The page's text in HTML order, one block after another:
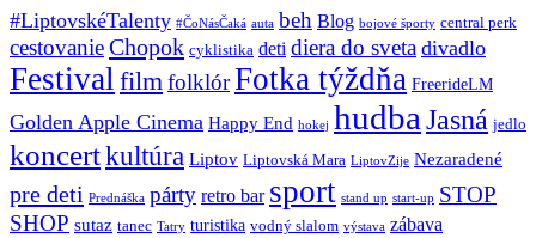
#LiptovskéTalenty #ČoNásČaká auta beh Blog bojové športy central perk
cestovanieChopok cyklistika deti diera do sveta divadlo
Festival filmfolklórFotka týždňa FreerideLM
Golden Apple Cinema Happy End hokej hudba Jasná jedlo
koncertkultúra Liptov Liptovská Mara LiptovZije Nezaradené
pre deti Prednáška párty retro bar sport stand up start-up STOP
SHOP sutaz tanec Tatry turistika vodný slalom výstava zábava